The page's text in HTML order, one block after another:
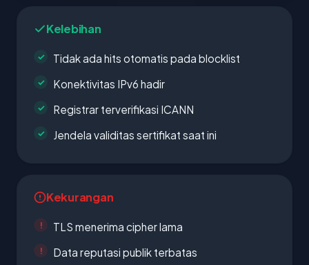
Kelebihan
Tidak ada hits otomatis pada blocklist
Konektivitas IPv6 hadir
Registrar terverifikasi ICANN
Jendela validitas sertifikat saat ini
Kekurangan
TLS menerima cipher lama
Data reputasi publik terbatas